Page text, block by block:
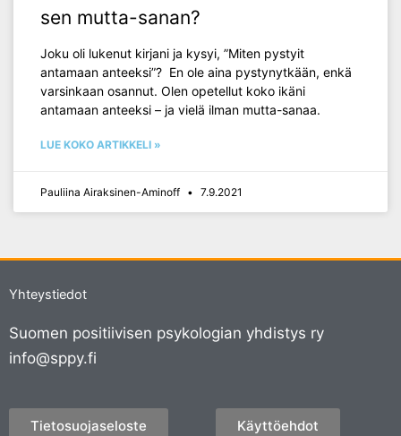
sen mutta-sanan?
Joku oli lukenut kirjani ja kysyi, ”Miten pystyit
antamaan anteeksi”? En ole aina pystynytkään, enkä
varsinkaan osannut. Olen opetellut koko ikäni
antamaan anteeksi – ja vielä ilman mutta-sanaa.
LUE KOKO ARTIKKELI »
Pauliina Airaksinen-Aminoff 7.9.2021
Yhteystiedot
Suomen positiivisen psykologian yhdistys ry
info@sppy.fi
Tietosuojaseloste Käyttöehdot